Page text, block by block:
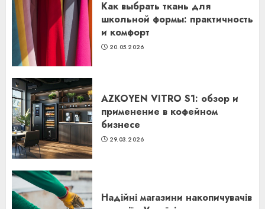
Как выбрать ткань для
школьной формы: практичность
и комфорт
20.05.2026
AZKOYEN VITRO S1: обзор и
применение в кофейном
бизнесе
29.03.2026
Надійні магазини накопичувачів